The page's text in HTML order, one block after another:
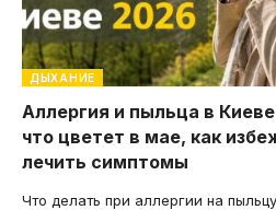
ДЫХАНИЕ
Аллергия и пыльца в
что цветет в мае, как
лечить симптомы
Что делать при аллергии на